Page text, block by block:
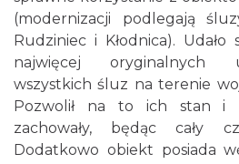
(modernizacji podlegają
Rudziniec i Kłodnica).
najwięcej oryginalnych
wszystkich śluz na terenie
Pozwolił na to ich stan i
zachowały, będąc cały
Dodatkowo obiekt posiada